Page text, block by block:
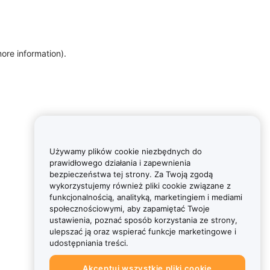
information).
Używamy plików cookie niezbędnych do
prawidłowego działania i zapewnienia
bezpieczeństwa tej strony. Za Twoją zgodą
wykorzystujemy również pliki cookie związane z
funkcjonalnością, analityką, marketingiem i mediami
społecznościowymi, aby zapamiętać Twoje
ustawienia, poznać sposób korzystania ze strony,
ulepszać ją oraz wspierać funkcje marketingowe i
udostępniania treści.